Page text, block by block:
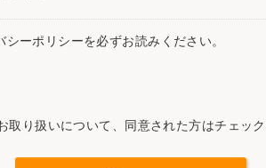
ーポリシーを必ずお読みください。
取り扱いについて、同意された方はチェッ